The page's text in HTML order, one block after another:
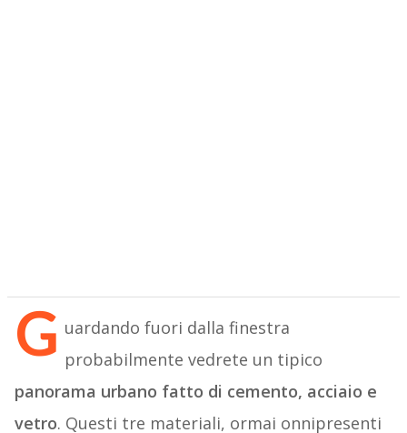
G uardando fuori dalla finestra
probabilmente vedrete un tipico
panorama urbano fatto di cemento, acciaio e
vetro. Questi tre materiali, ormai onnipresenti